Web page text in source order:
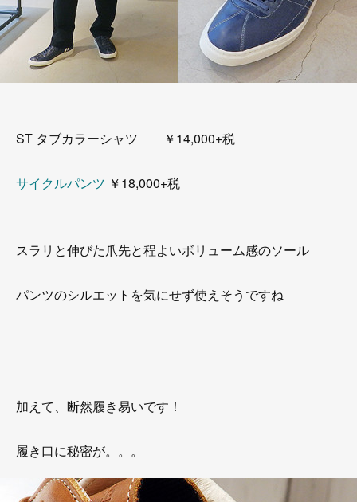
ST タブカラーシャツ ￥14,000+税
サイクルパンツ ￥18,000+税
スラリと伸びた爪先と程よいボリューム感のソール
パンツのシルエットを気にせず使えそうですね
加えて、断然履き易いです！
履き口に秘密が。。。